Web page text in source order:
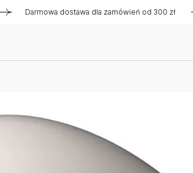
Darmowa dostawa dla zamówień od 300 zł